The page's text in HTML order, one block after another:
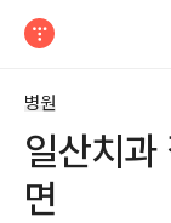
병원
일산치과
면